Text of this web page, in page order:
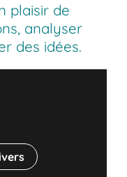
plaisir de
analyser
des idées.